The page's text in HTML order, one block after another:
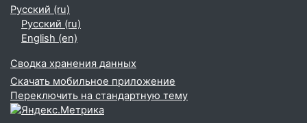
Русский ‎(ru)‎
Русский ‎(ru)‎
English ‎(en)‎
Сводка хранения данных
Скачать мобильное приложение
Переключить на стандартную тему